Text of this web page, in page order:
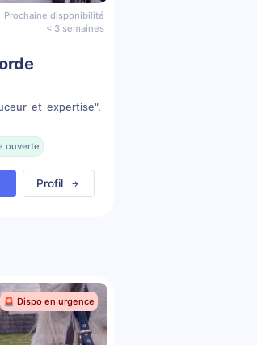
Prochaine disponibilité
< 3 semaines
et expertise".
ouverte
Profil
🚨 Dispo en urgence